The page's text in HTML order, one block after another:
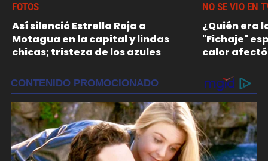
FOTOS
Así silenció Estrella Roja a
Motagua en la capital y lindas
chicas; tristeza de los azules
NO SE VIO EN
¿Quién era
"Fichaje"
calor